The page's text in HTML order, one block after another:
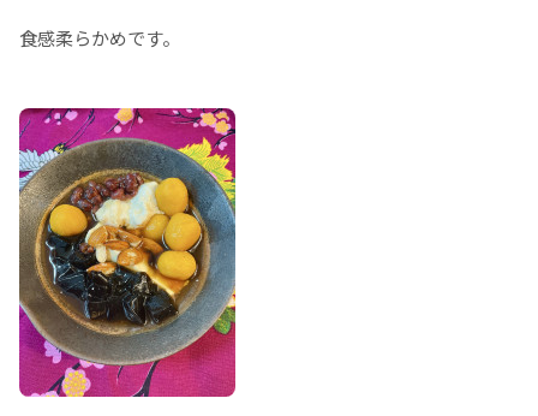
食感柔らかめです。